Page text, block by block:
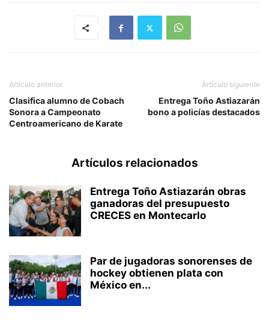
Artículo anterior
Clasifica alumno de Cobach
Sonora a Campeonato
Centroamericano de Karate
Artículo siguiente
Entrega Toño Astiazarán
bono a policías destacados
Artículos relacionados
Entrega Toño Astiazarán obras
ganadoras del presupuesto
CRECES en Montecarlo
Par de jugadoras sonorenses de
hockey obtienen plata con
México en...